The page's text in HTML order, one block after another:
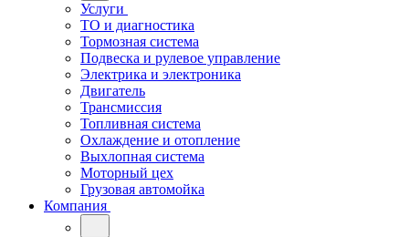
Услуги
ТО и диагностика
Тормозная система
Подвеска и рулевое управление
Электрика и электроника
Двигатель
Трансмиссия
Топливная система
Охлаждение и отопление
Выхлопная система
Моторный цех
Грузовая автомойка
Компания